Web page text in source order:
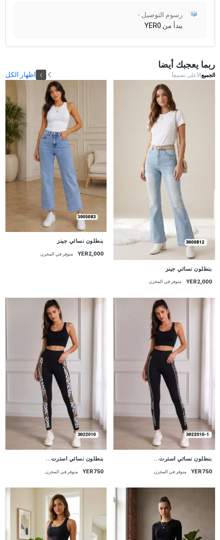
رسوم التوصيل -
يبدأ من YER0
ربما يعجبك أيضا
الجميع الأعلى تصنيفاً اظهار الكل
بنطلون نسائي جينز
YER2,000 متوفر في المخزن
جديد
بنطلون نسائي جينز
YER2,000 متوفر في المخزن
جديد
بنطلون نسائي استرت...
YER750 متوفر في المخزن
جديد
بنطلون نسائي استرت...
YER750 متوفر في المخزن